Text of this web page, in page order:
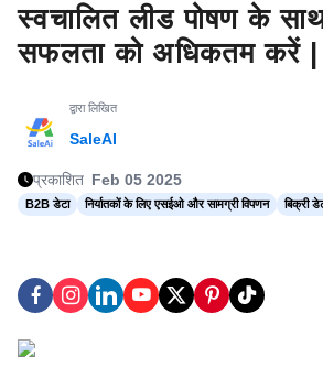
स्वचालित लीड पोषण के साथ
सफलता को अधिकतम करें |
द्वारा लिखित
SaleAI
प्रकाशित Feb 05 2025
B2B डेटा निर्यातकों के लिए एसईओ और सामग्री विपणन बिक्री